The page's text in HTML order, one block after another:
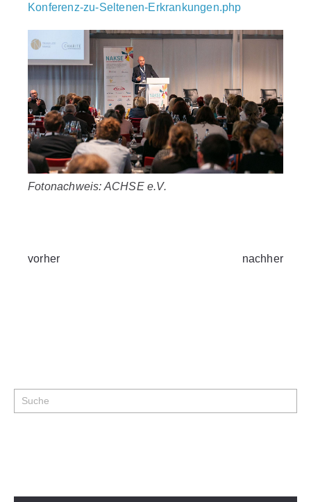
Konferenz-zu-Seltenen-Erkrankungen.php
Fotonachweis: ACHSE e.V.
vorher nachher